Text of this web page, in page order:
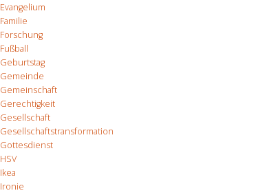
Evangelium
Familie
Forschung
Fußball
Geburtstag
Gemeinde
Gemeinschaft
Gerechtigkeit
Gesellschaft
Gesellschaftstransformation
Gottesdienst
HSV
Ikea
Ironie